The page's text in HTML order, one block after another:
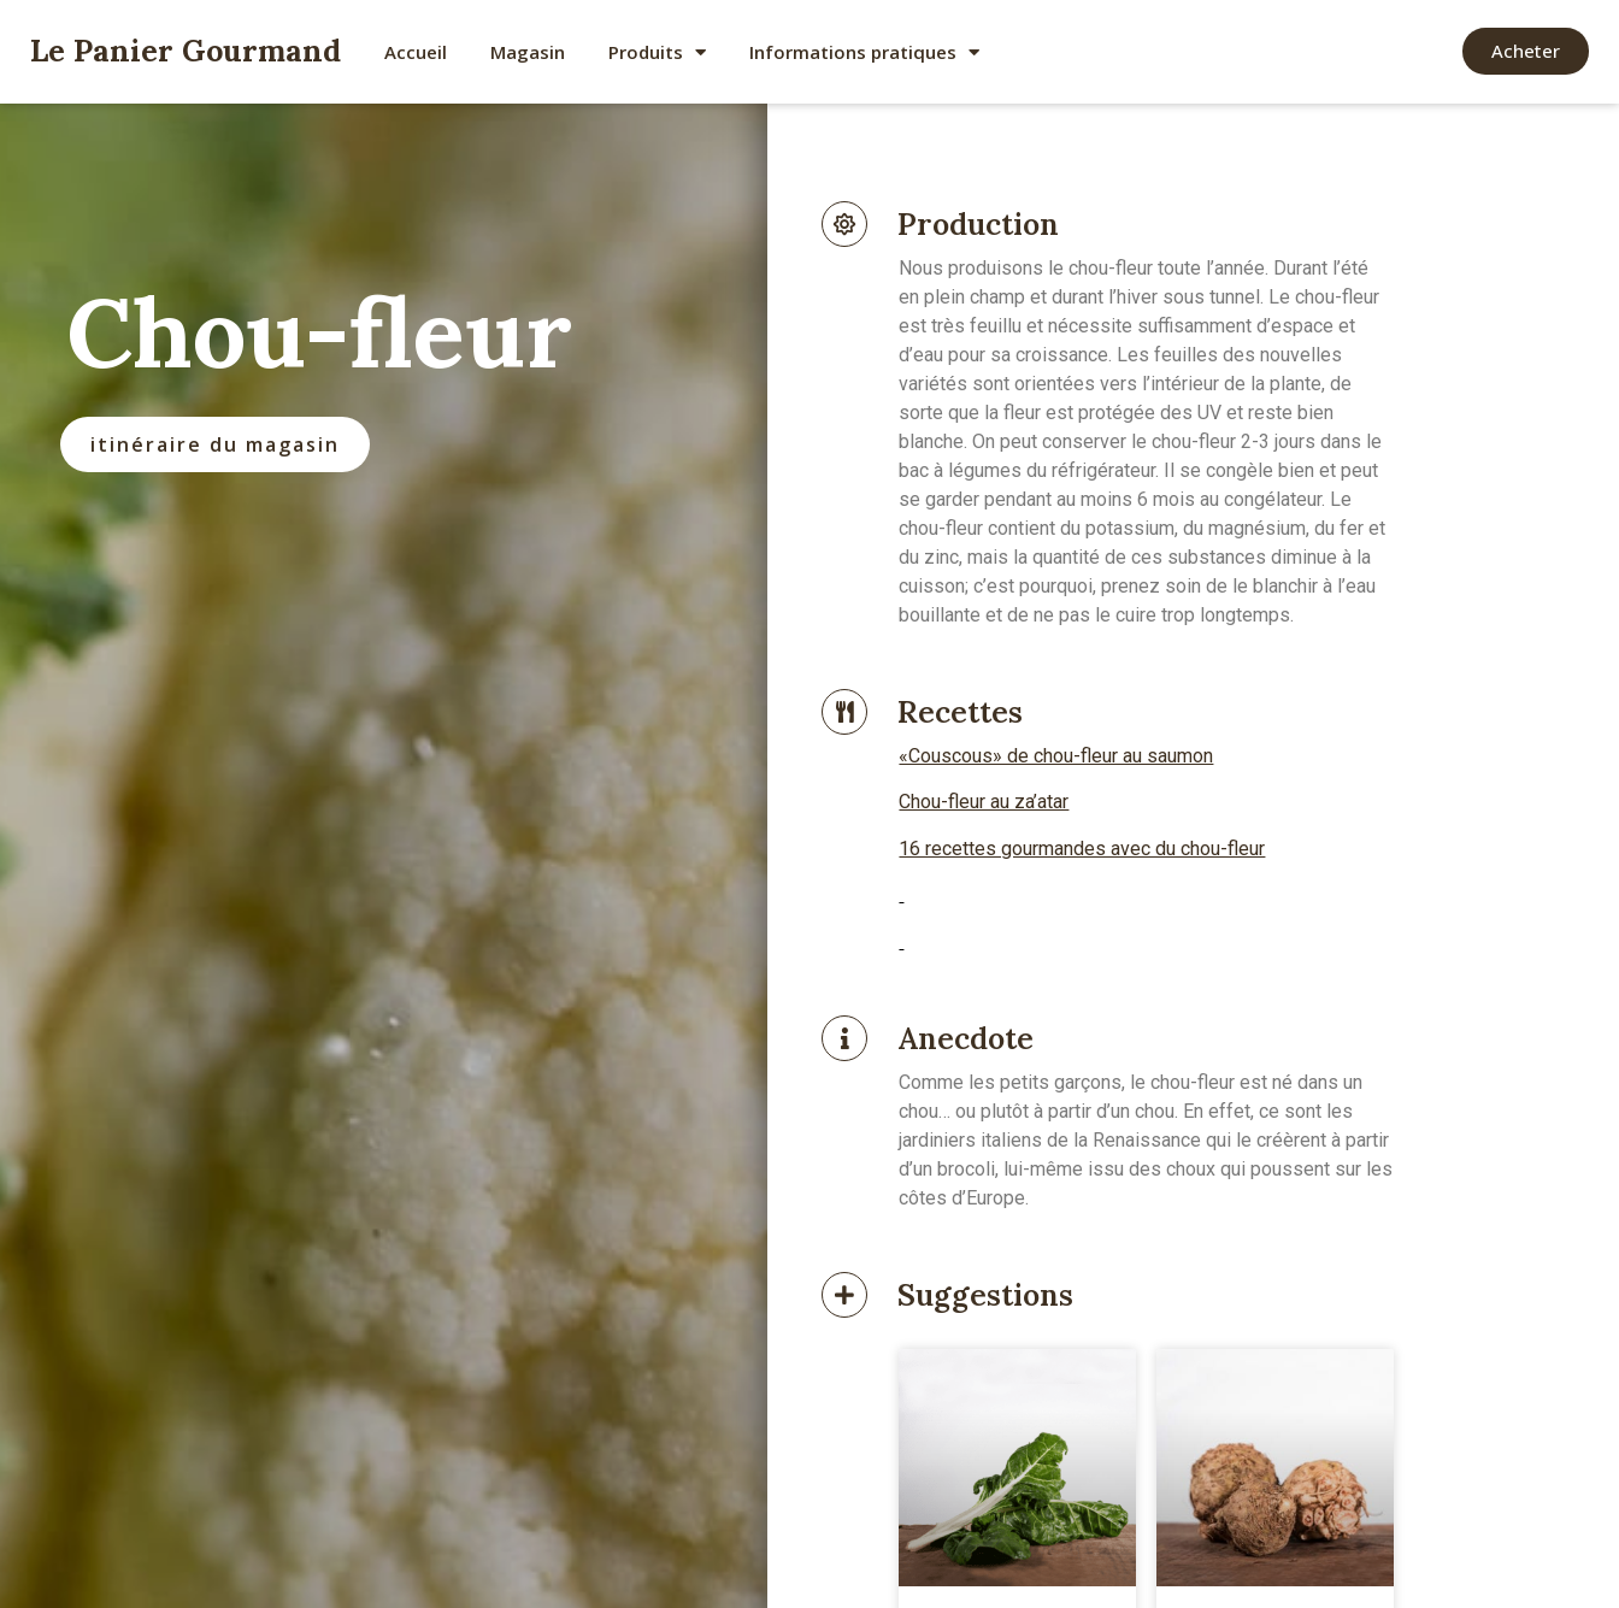
Le Panier Gourmand Accueil Magasin Produits Informations pratiques Acheter
Chou-fleur
itinéraire du magasin
Production
Nous produisons le chou-fleur toute l’année. Durant l’été
en plein champ et durant l’hiver sous tunnel. Le chou-fleur
est très feuillu et nécessite suffisamment d’espace et
d’eau pour sa croissance. Les feuilles des nouvelles
variétés sont orientées vers l’intérieur de la plante, de
sorte que la fleur est protégée des UV et reste bien
blanche. On peut conserver le chou-fleur 2-3 jours dans le
bac à légumes du réfrigérateur. Il se congèle bien et peut
se garder pendant au moins 6 mois au congélateur. Le
chou-fleur contient du potassium, du magnésium, du fer et
du zinc, mais la quantité de ces substances diminue à la
cuisson; c’est pourquoi, prenez soin de le blanchir à l’eau
bouillante et de ne pas le cuire trop longtemps.
Recettes
«Couscous» de chou-fleur au saumon
Chou-fleur au za’atar
16 recettes gourmandes avec du chou-fleur
Anecdote
Comme les petits garçons, le chou-fleur est né dans un
chou… ou plutôt à partir d’un chou. En effet, ce sont les
jardiniers italiens de la Renaissance qui le créèrent à partir
d’un brocoli, lui-même issu des choux qui poussent sur les
côtes d’Europe.
Suggestions